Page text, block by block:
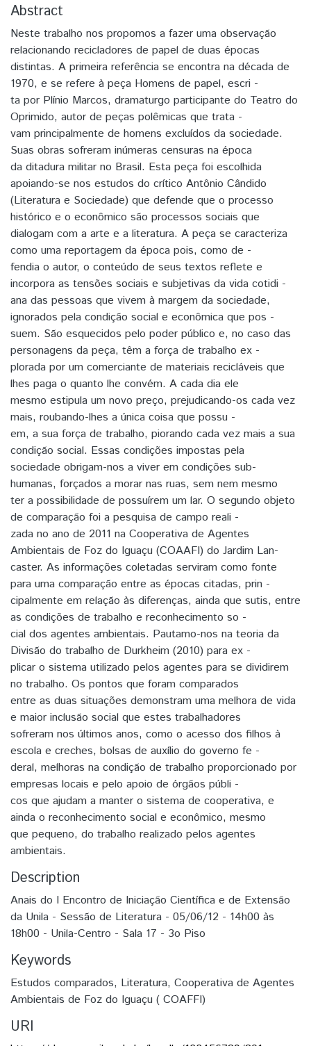
Abstract
Neste trabalho nos propomos a fazer uma observação
relacionando recicladores de papel de duas épocas
distintas. A primeira referência se encontra na década de
1970, e se refere à peça Homens de papel, escri -
ta por Plínio Marcos, dramaturgo participante do Teatro do
Oprimido, autor de peças polêmicas que trata -
vam principalmente de homens excluídos da sociedade.
Suas obras sofreram inúmeras censuras na época
da ditadura militar no Brasil. Esta peça foi escolhida
apoiando-se nos estudos do crítico Antônio Cândido
(Literatura e Sociedade) que defende que o processo
histórico e o econômico são processos sociais que
dialogam com a arte e a literatura. A peça se caracteriza
como uma reportagem da época pois, como de -
fendia o autor, o conteúdo de seus textos reflete e
incorpora as tensões sociais e subjetivas da vida cotidi -
ana das pessoas que vivem à margem da sociedade,
ignorados pela condição social e econômica que pos -
suem. São esquecidos pelo poder público e, no caso das
personagens da peça, têm a força de trabalho ex -
plorada por um comerciante de materiais recicláveis que
lhes paga o quanto lhe convém. A cada dia ele
mesmo estipula um novo preço, prejudicando-os cada vez
mais, roubando-lhes a única coisa que possu -
em, a sua força de trabalho, piorando cada vez mais a sua
condição social. Essas condições impostas pela
sociedade obrigam-nos a viver em condições sub-
humanas, forçados a morar nas ruas, sem nem mesmo
ter a possibilidade de possuírem um lar. O segundo objeto
de comparação foi a pesquisa de campo reali -
zada no ano de 2011 na Cooperativa de Agentes
Ambientais de Foz do Iguaçu (COAAFI) do Jardim Lan-
caster. As informações coletadas serviram como fonte
para uma comparação entre as épocas citadas, prin -
cipalmente em relação às diferenças, ainda que sutis, entre
as condições de trabalho e reconhecimento so -
cial dos agentes ambientais. Pautamo-nos na teoria da
Divisão do trabalho de Durkheim (2010) para ex -
plicar o sistema utilizado pelos agentes para se dividirem
no trabalho. Os pontos que foram comparados
entre as duas situações demonstram uma melhora de vida
e maior inclusão social que estes trabalhadores
sofreram nos últimos anos, como o acesso dos filhos à
escola e creches, bolsas de auxílio do governo fe -
deral, melhoras na condição de trabalho proporcionado por
empresas locais e pelo apoio de órgãos públi -
cos que ajudam a manter o sistema de cooperativa, e
ainda o reconhecimento social e econômico, mesmo
que pequeno, do trabalho realizado pelos agentes
ambientais.
Description
Anais do I Encontro de Iniciação Científica e de Extensão
da Unila - Sessão de Literatura - 05/06/12 - 14h00 às
18h00 - Unila-Centro - Sala 17 - 3o Piso
Keywords
Estudos comparados, Literatura, Cooperativa de Agentes
Ambientais de Foz do Iguaçu ( COAFFI)
URI